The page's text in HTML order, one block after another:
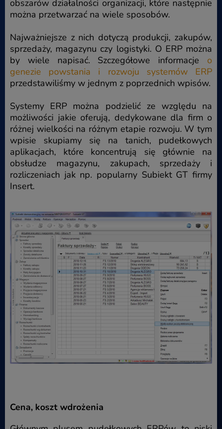
obszarów działalności organizacji, które następnie
można przetwarzać na wiele sposobów.
Najważniejsze z nich dotyczą produkcji, zakupów,
sprzedaży, magazynu czy logistyki. O ERP można
by wiele napisać. Szczegółowe informacje o
genezie powstania i rozwoju systemów ERP
przedstawiliśmy w jednym z poprzednich wpisów.
Systemy ERP można podzielić ze względu na
możliwości jakie oferują, dedykowane dla firm o
różnej wielkości na różnym etapie rozwoju. W tym
wpisie skupiamy się na tanich, pudełkowych
aplikacjach, które koncentrują się głównie na
obsłudze magazynu, zakupach, sprzedaży i
rozliczeniach jak np. popularny Subiekt GT firmy
Insert.
Cena, koszt wdrożenia